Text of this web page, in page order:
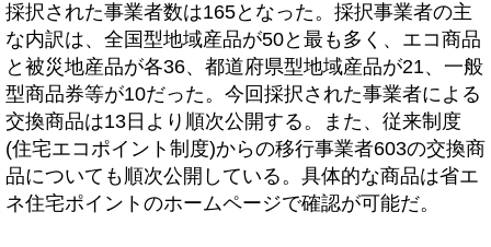
採択された事業者数は165となった。採択事業者の主
な内訳は、全国型地域産品が50と最も多く、エコ商品
と被災地産品が各36、都道府県型地域産品が21、一般
型商品券等が10だった。今回採択された事業者による
交換商品は13日より順次公開する。また、従来制度
(住宅エコポイント制度)からの移行事業者603の交換商
品についても順次公開している。具体的な商品は省エ
ネ住宅ポイントのホームページで確認が可能だ。